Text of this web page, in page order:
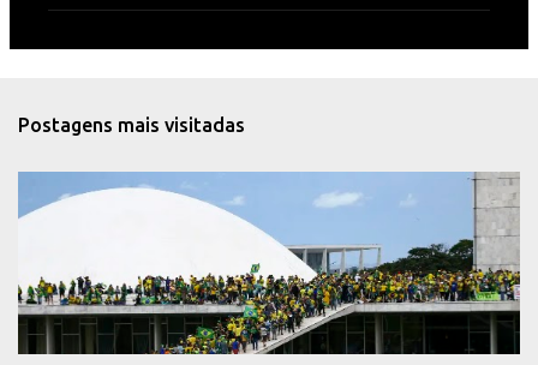
á
r
i
Postagens mais visitadas